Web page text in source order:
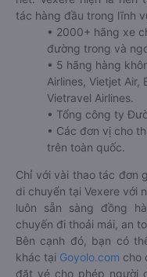
tác hàng đầu trong lĩnh
• 2000+ hãng xe
đường trong và
• 5 hãng hàng
Airlines, Vietjet Air,
Vietravel Airlines.
• Tổng công ty
• Các đơn vị cho
trên toàn quốc.
Chỉ với vài thao tác đơn
di chuyển tại Vexere với
luôn sẵn sàng đồng
chuyến đi thoải mái, an
Bên cạnh đó, bạn có
khác tại Goyolo.com cho
đặt vé cho phép người